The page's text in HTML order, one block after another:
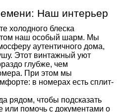
Наш интерьер
холодного блеска
наш особый шарм. Мы
аутентичного дома,
Этот винтажный уют
глубже, чем
При этом мы
в номерах есть сплит-
рядом, чтобы подсказать
помочь с документами о